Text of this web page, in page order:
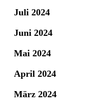
Juli 2024
Juni 2024
Mai 2024
April 2024
März 2024